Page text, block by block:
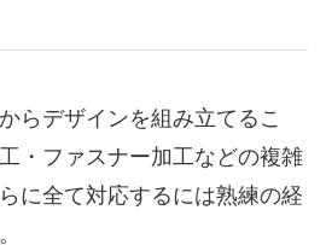
らデザインを組み立てるこ
・ファスナー加工などの複雑
に全て対応するには熟練の経